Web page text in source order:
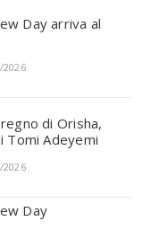
Day arriva al
2026
di Orisha,
Adeyemi
2026
Day